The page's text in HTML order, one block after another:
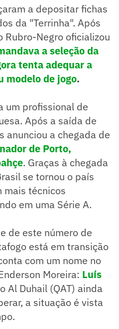
a depositar fichas
da "Terrinha". Após
Rubro-Negro oficializou
a seleção da
tenta adequar a
modelo de jogo.
um profissional de
Após a saída de
anunciou a chegada de
de Porto,
. Graças à chegada
se tornou o país
mais técnicos
em uma Série A.
de este número de
está em transição
com um nome no
Moreira: Luís
Al Duhail (QAT) ainda
a situação é vista